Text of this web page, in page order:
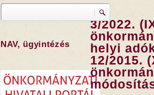
Keresés
NAV, ügyintézés
3/2022.
helyi
12/2015.